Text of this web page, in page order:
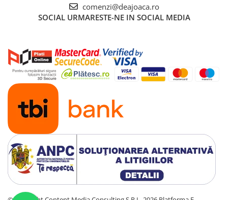
comenzi@deajoaca.ro
SOCIAL URMARESTE-NE IN SOCIAL MEDIA